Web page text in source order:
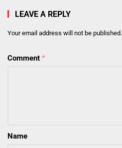
LEAVE A REPLY
Your email address will not be published.
Comment *
Name